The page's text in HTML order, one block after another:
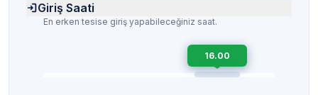
Giriş Saati
En erken tesise giriş yapabileceğiniz saat.
16.00